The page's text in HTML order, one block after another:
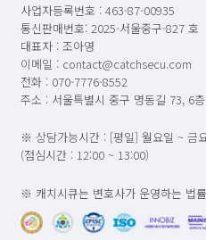
사업자등록번호 : 463-87-00935
통신판매번호: 2025-서울중구-827 호
대표자 : 조아영
이메일 : contact@catchsecu.com
전화 : 070-7776-8552
주소 : 서울특별시 중구 명동길 73, 6
※ 상담가능시간 : [평일] 월요일 ~ 금
(점심시간 : 12:00 ~ 13:00)
※ 캐치시큐는 변호사가 운영하는 법